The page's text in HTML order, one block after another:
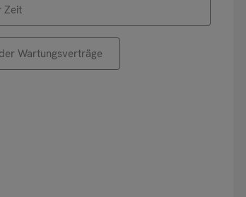
Zeit
Wartungsverträge